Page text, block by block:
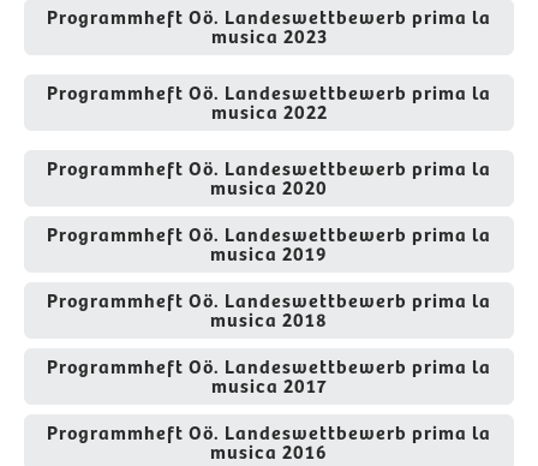
Programmheft Oö. Landeswettbewerb prima la
musica 2023
Programmheft Oö. Landeswettbewerb prima la
musica 2022
Programmheft Oö. Landeswettbewerb prima la
musica 2020
Programmheft Oö. Landeswettbewerb prima la
musica 2019
Programmheft Oö. Landeswettbewerb prima la
musica 2018
Programmheft Oö. Landeswettbewerb prima la
musica 2017
Programmheft Oö. Landeswettbewerb prima la
musica 2016